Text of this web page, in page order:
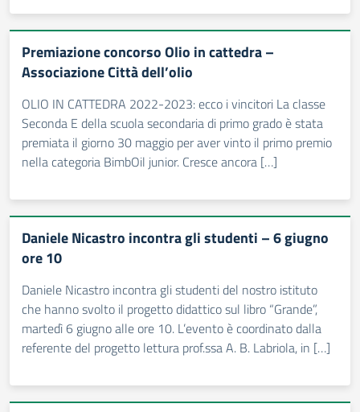
Premiazione concorso Olio in cattedra –
Associazione Città dell’olio
OLIO IN CATTEDRA 2022-2023: ecco i vincitori La classe
Seconda E della scuola secondaria di primo grado è stata
premiata il giorno 30 maggio per aver vinto il primo premio
nella categoria BimbOil junior. Cresce ancora […]
Daniele Nicastro incontra gli studenti – 6 giugno
ore 10
Daniele Nicastro incontra gli studenti del nostro istituto
che hanno svolto il progetto didattico sul libro “Grande”,
martedì 6 giugno alle ore 10. L’evento è coordinato dalla
referente del progetto lettura prof.ssa A. B. Labriola, in […]